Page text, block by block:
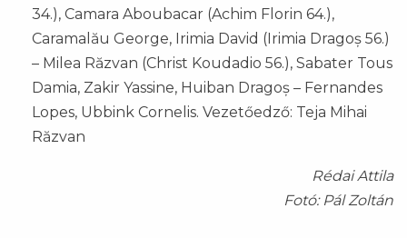
34.), Camara Aboubacar (Achim Florin 64.),
Caramalău George, Irimia David (Irimia Dragoș 56.)
– Milea Răzvan (Christ Koudadio 56.), Sabater Tous
Damia, Zakir Yassine, Huiban Dragoș – Fernandes
Lopes, Ubbink Cornelis. Vezetőedző: Teja Mihai
Răzvan
Rédai Attila
Fotó: Pál Zoltán